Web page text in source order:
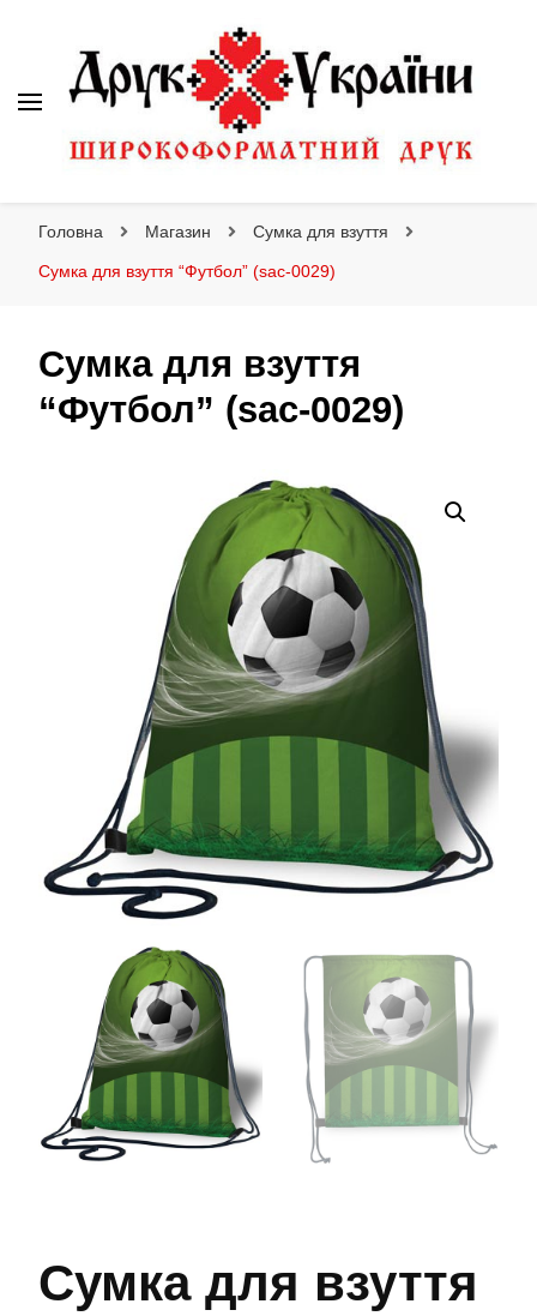
Головна Магазин Сумка для взуття
Сумка для взуття “Футбол” (sac-0029)
Сумка для взуття
“Футбол” (sac-0029)
Сумка для взуття